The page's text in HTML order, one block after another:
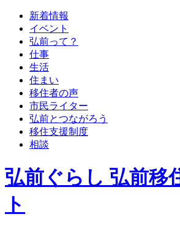
新着情報
イベント
弘前って？
仕事
生活
住まい
移住者の声
市民ライター
弘前とつながろう
移住支援制度
相談
弘前ぐらし 弘前移
ト